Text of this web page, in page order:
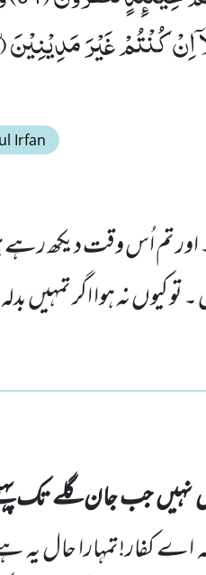
Irfan
اور تم اُس وقت دیکھ
کیوں نہ ہوا اگر تمہیں
نہیںجب جان گلے تک
اے کفار!تمہارا حال یہ